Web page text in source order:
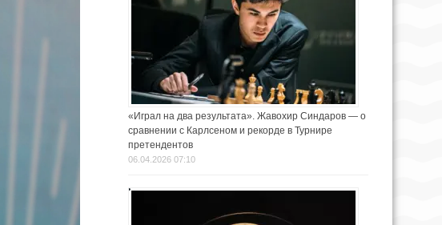
«Играл на два результата». Жавохир Синдаров — о
сравнении с Карлсеном и рекорде в Турнире
претендентов
06.04.2026 07:10